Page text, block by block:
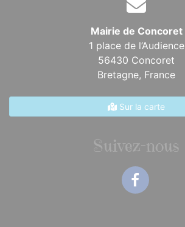
Mairie de Concoret
1 place de l’Audience
56430 Concoret
Bretagne, France
Sur la carte
Suivez-nous